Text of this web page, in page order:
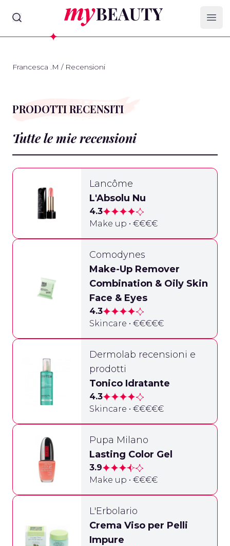
myBeauty
Francesca .M / Recensioni
PRODOTTI RECENSITI
Tutte le mie recensioni
Lancôme
L'Absolu Nu
4.3
Make up • €€€€
Comodynes
Make-Up Remover
Combination & Oily Skin
Face & Eyes
4.3
Skincare • €€€€€
Dermolab recensioni e
prodotti
Tonico Idratante
4.3
Skincare • €€€€€
Pupa Milano
Lasting Color Gel
3.9
Make up • €€€€
L'Erbolario
Crema Viso per Pelli
Impure